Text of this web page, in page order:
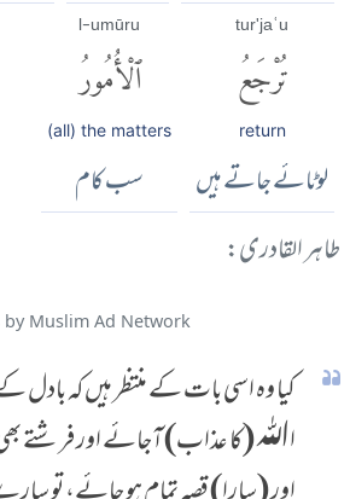
tur'jaʿu
تُرْجَعُ
return
لوٹائے جاتے ہیں
l-umūru
ٱلْأُمُورُ
(all) the matters
سب کام
طاہر القادری:
by Muslim Ad Network
کیا وہ اسی بات کے منتظر ہیں کہ بادل
اﷲ (کا عذاب) آجائے اور فرشتے